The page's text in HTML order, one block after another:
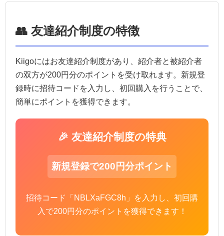
👥 友達紹介制度の特徴
Kiigoにはお友達紹介制度があり、紹介者と被紹介者
の双方が200円分のポイントを受け取れます。新規登
録時に招待コードを入力し、初回購入を行うことで、
簡単にポイントを獲得できます。
🎉 友達紹介制度の特典
新規登録で200円分ポイント
招待コード「NBLXaFGC8h」を入力し、初回購
入で200円分のポイントを獲得できます！